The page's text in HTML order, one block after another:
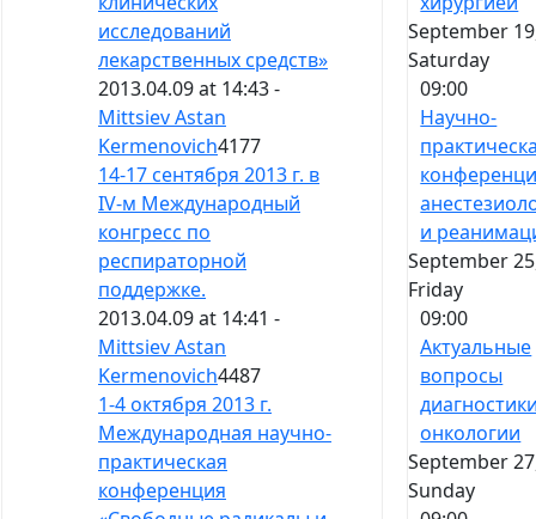
исследований
лекарственных средств»
2013.04.09 at 14:43 -
Mittsiev Astan
Kermenovich4177
14-17 сентября 2013 г. в
IV-м Международный
конгресс по
респираторной
поддержке.
2013.04.09 at 14:41 -
Mittsiev Astan
Kermenovich4487
1-4 октября 2013 г.
Международная научно-
практическая
конференция
September
Saturday
09:00
Научно-
и
September
Friday
09:00
Актуальные
вопросы
онкологии
September
Sunday